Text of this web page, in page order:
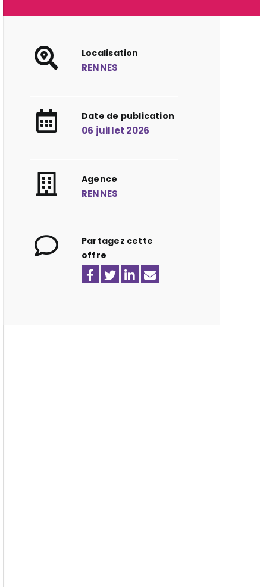
Localisation
RENNES
Date de publication
06 juillet 2026
Agence
RENNES
Partagez cette
offre